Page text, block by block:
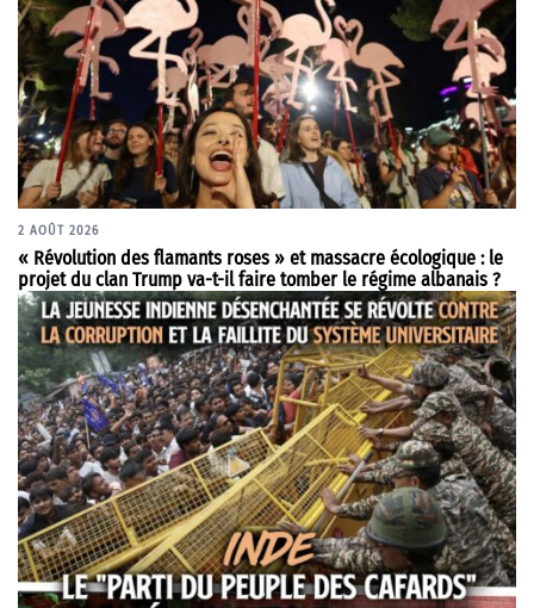
2 AOÛT 2026
« Révolution des flamants roses » et massacre écologique : le
projet du clan Trump va-t-il faire tomber le régime albanais ?